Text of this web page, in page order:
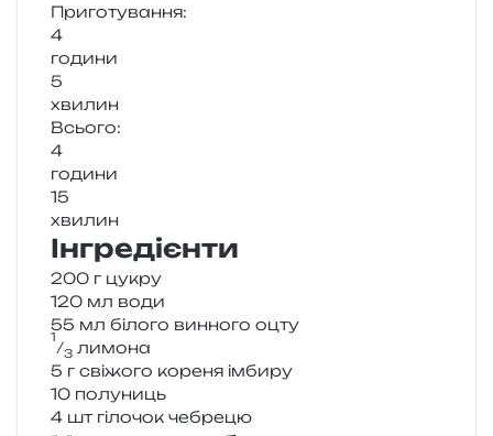
Приготування:
4
годи­ни
5
хви­лин
Всього:
4
годи­ни
15
хви­лин
Інгредієнти
200 г цукру
120 мл води
55 мл біло­го вин­но­го оцту
1
⁄3 лимона
5 г сві­жо­го коре­ня імбиру
10 полу­ниць
4 шт гіло­чок чебрецю